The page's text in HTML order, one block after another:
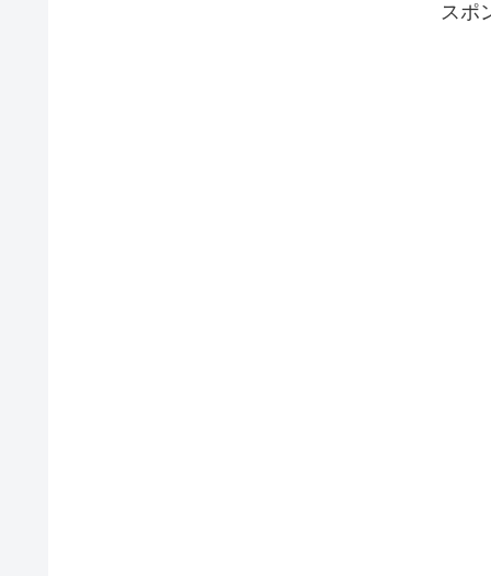
スポ